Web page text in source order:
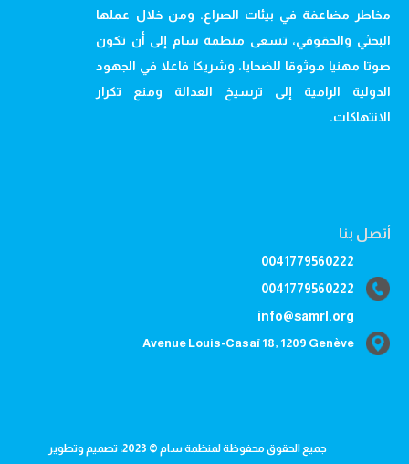
مخاطر مضاعفة في بيئات الصراع. ومن خلال عملها
البحثي والحقوقي، تسعى منظمة سام إلى أن تكون
صوتا مهنيا موثوقا للضحايا، وشريكا فاعلا في الجهود
الدولية الرامية إلى ترسيخ العدالة ومنع تكرار
الانتهاكات.
أتصل بنا
0041779560222
0041779560222
info@samrl.org
Avenue Louis-Casaï 18, 1209 Genève
جميع الحقوق محفوظة لمنظمة سام © 2023، تصميم وتطوير